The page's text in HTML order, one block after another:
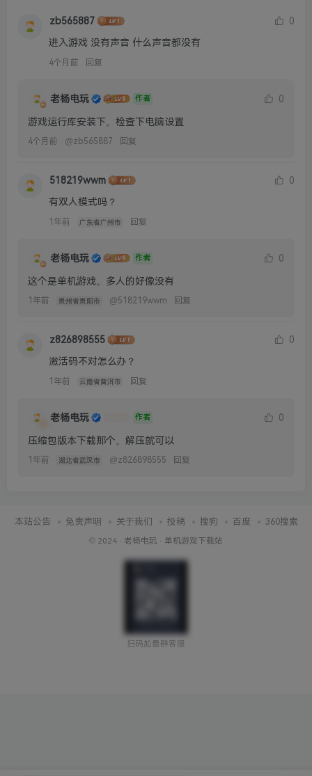
zb565887
0
进入游戏 没有声音 什么声音都没有
4个月前 回复
老杨电玩 作者 0
游戏运行库安装下。检查下电脑设置
4个月前 @zb565887 回复
518219wwm
0
有双人模式吗？
1年前 广东省广州市 回复
老杨电玩 作者 0
这个是单机游戏。多人的好像没有
1年前 贵州省贵阳市 @518219wwm 回复
z826898555
0
激活码不对怎么办？
1年前 云南省普洱市 回复
老杨电玩 作者 0
压缩包版本下载那个。解压就可以
1年前 湖北省武汉市 @z826898555 回复
本站公告 免责声明 关于我们 投稿 搜狗 百度 360搜索
© 2024 · 老杨电玩 · 单机游戏下载站
扫码加最群客服